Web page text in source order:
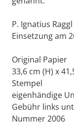
P. Ignatius
Einsetzung am
Original Papier
33,6 cm (H) x
Stempel
eigenhändige
Gebühr links
Nummer 2006